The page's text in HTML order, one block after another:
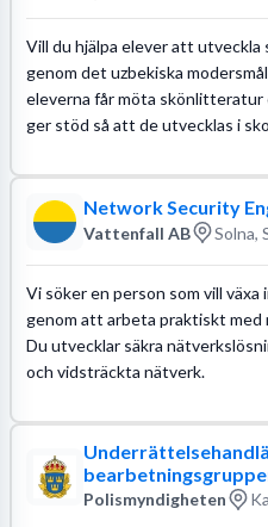
Vill du hjälpa elever att
genom det uzbekiska
eleverna får möta skönlitteratur
ger stöd så att de utvecklas i
Network Security
Vattenfall AB Solna,
Vi söker en person som vill
genom att arbeta praktiskt
Du utvecklar säkra
och vidsträckta nätverk.
Polismyndigheten